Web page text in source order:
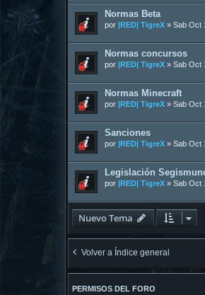
Normas Beta
por |RED| TigreX » Sab Oct
Normas concursos
por |RED| TigreX » Sab Oct
Normas Minecraft
por |RED| TigreX » Sab Oct
Sanciones
por |RED| TigreX » Sab Oct
Legislación
por |RED| TigreX » Sab Oct
Nuevo Tema
Volver a Índice general
PERMISOS DEL FORO